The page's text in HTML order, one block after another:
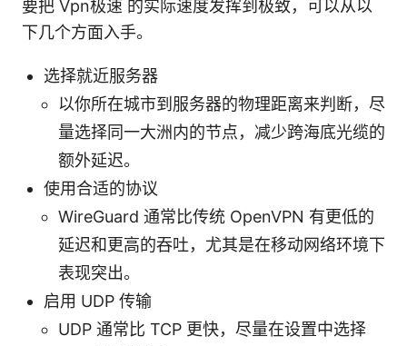
要把 Vpn极速 的实际速度发挥到极致，可以从以
下几个方面入手。
选择就近服务器
以你所在城市到服务器的物理距离来判断，尽
量选择同一大洲内的节点，减少跨海底光缆的
额外延迟。
使用合适的协议
WireGuard 通常比传统 OpenVPN 有更低的
延迟和更高的吞吐，尤其是在移动网络环境下
表现突出。
启用 UDP 传输
UDP 通常比 TCP 更快，尽量在设置中选择